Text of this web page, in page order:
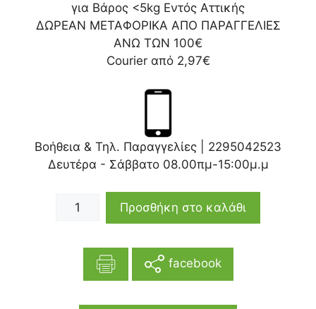
για Βάρος <5kg Εντός Αττικής
ΔΩΡΕΑΝ ΜΕΤΑΦΟΡΙΚΑ ΑΠΟ ΠΑΡΑΓΓΕΛΙΕΣ
ΑΝΩ ΤΩΝ 100€
Courier από 2,97€
Βοήθεια & Τηλ. Παραγγελίες | 2295042523
Δευτέρα - Σάββατο 08.00πμ-15:00μ.μ
Προσθήκη στο καλάθι
facebook